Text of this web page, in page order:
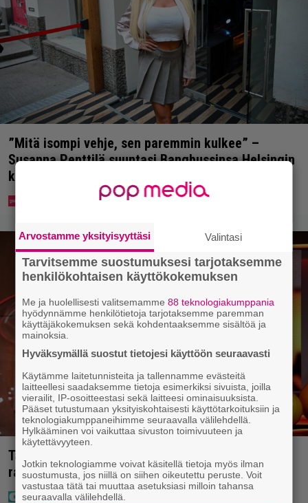
”Mitä isompi vehje, sen paremmin kulkee” –
Susanna Penttilä suuntasi Bangbussinsa Helsingin
keskustaan
Täällä pelattiin lauantain Loton ja Jokerin isot
rahat – Tokmannilla, ABC:lla, netissä…
Arvostamme yksityisyyttäsi Valintasi
Tarvitsemme suostumuksesi tarjotaksemme
henkilökohtaisen käyttökokemuksen
Me ja huolellisesti valitsemamme88 teknologiakumppania
hyödynnämme henkilötietoja tarjotaksemme paremman
käyttäjäkokemuksen sekä kohdentaaksemme sisältöä ja
mainoksia.
Hyväksymällä suostut tietojesi käyttöön seuraavasti
Käytämme laitetunnisteita ja tallennamme evästeitä
laitteellesi saadaksemme tietoja esimerkiksi sivuista, joilla
vierailit, IP-osoitteestasi sekä laitteesi ominaisuuksista.
Pääset tutustumaan yksityiskohtaisesti käyttötarkoituksiin ja
teknologiakumppaneihimme seuraavalla välilehdellä.
Hylkääminen voi vaikuttaa sivuston toimivuuteen ja
käytettävyyteen.
Jotkin teknologiamme voivat käsitellä tietoja myös ilman
suostumusta, jos niillä on siihen oikeutettu peruste. Voit
vastustaa tätä tai muuttaa asetuksiasi milloin tahansa
seuraavalla välilehdellä.